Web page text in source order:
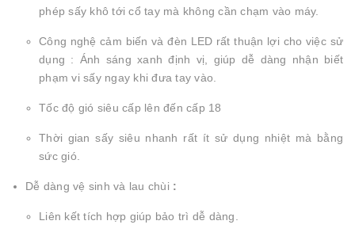
phép sấy khô tới cổ tay mà không cần chạm vào máy.
Công nghệ cảm biến và đèn LED rất thuận lợi cho việc sử
dụng : Ánh sáng xanh định vị, giúp dễ dàng nhận biết
phạm vi sấy ngay khi đưa tay vào.
Tốc độ gió siêu cấp lên đến cấp 18
Thời gian sấy siêu nhanh rất ít sử dụng nhiệt mà bằng
sức gió.
Dễ dàng vệ sinh và lau chùi :
Liên kết tích hợp giúp bảo trì dễ dàng.